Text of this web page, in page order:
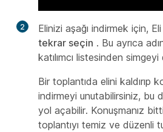
2 Elinizi aşağı indirmek için, Eli
tekrar seçin . Bu ayrıca
katılımcı listesinden simgeyi
Bir toplantıda elini kaldırıp
indirmeyi unutabilirsiniz, bu
yol açabilir. Konuşmanız
toplantıyı temiz ve düzenli